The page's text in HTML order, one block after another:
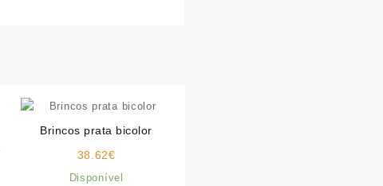
Brincos prata bicolor
38.62€
Disponível